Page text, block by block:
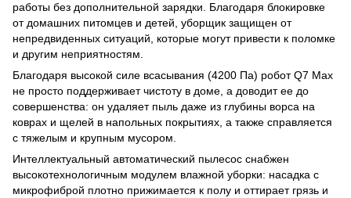
работы без дополнительной зарядки. Благодаря блокировке
от домашних питомцев и детей, уборщик защищен от
непредвиденных ситуаций, которые могут привести к поломке
и другим неприятностям.
Благодаря высокой силе всасывания (4200 Па) робот Q7 Max
не просто поддерживает чистоту в доме, а доводит ее до
совершенства: он удаляет пыль даже из глубины ворса на
коврах и щелей в напольных покрытиях, а также справляется
с тяжелым и крупным мусором.
Интеллектуальный автоматический пылесос снабжен
высокотехнологичным модулем влажной уборки: насадка с
микрофиброй плотно прижимается к полу и оттирает грязь и